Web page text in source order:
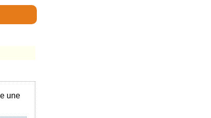
une